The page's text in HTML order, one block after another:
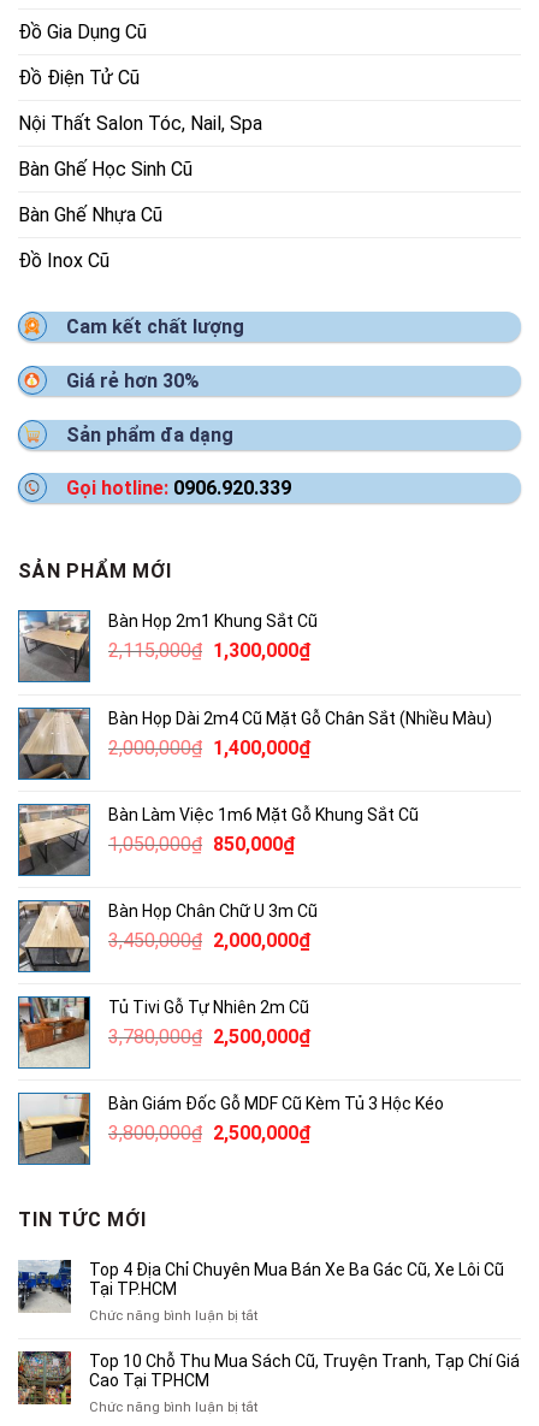
Đồ Gia Dụng Cũ
Đồ Điện Tử Cũ
Nội Thất Salon Tóc, Nail, Spa
Bàn Ghế Học Sinh Cũ
Bàn Ghế Nhựa Cũ
Đồ Inox Cũ
Cam kết chất lượng
Giá rẻ hơn 30%
Sản phẩm đa dạng
Gọi hotline: 0906.920.339
SẢN PHẨM MỚI
Bàn Họp 2m1 Khung Sắt Cũ
2,115,000₫ Giá
2,115,000₫.
1,300,000₫Giá
là:
1,300,000₫.
Bàn Họp Dài 2m4 Cũ Mặt Gỗ Chân Sắt (Nhiều Màu)
2,000,000₫ Giá
2,000,000₫.
1,400,000₫Giá
là:
Bàn Làm Việc 1m6 Mặt Gỗ Khung Sắt Cũ
1,050,000₫ Giá
1,050,000₫.
850,000₫Giá
là:
850,000₫.
Bàn Họp Chân Chữ U 3m Cũ
3,450,000₫ Giá
3,450,000₫.
2,000,000₫Giá
2,000,000₫.
Tủ Tivi Gỗ Tự Nhiên 2m Cũ
3,780,000₫ Giá
3,780,000₫.
2,500,000₫Giá
là:
2,500,000₫.
Bàn Giám Đốc Gỗ MDF Cũ Kèm Tủ 3 Hộc Kéo
3,800,000₫ Giá
2,500,000₫Giá
TIN TỨC MỚI
Top 4 Địa Chỉ Chuyên Mua Bán Xe Ba Gác Cũ, Xe Lôi Cũ
Tại TP.HCM
Chức năng bình luận bị tắtở
4
Chuyên
Top 10 Chỗ Thu Mua Sách Cũ, Truyện Tranh, Tạp Chí Giá
Cao Tại TPHCM
Chức năng bình luận bị tắtở